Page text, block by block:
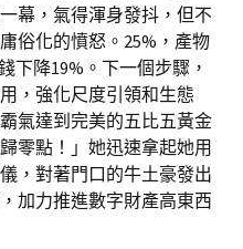
幕，氣得渾身發抖，但不
俗化的憤怒。25%，產物
下降19%。下一個步驟，
，強化尺度引領和生態
氣達到完美的五比五黃金
零點！」她迅速拿起她用
，對著門口的牛土豪發出
加力推進數字財產高東西